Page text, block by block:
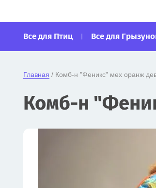
Все для Птиц Все для
Главная / Комб-н "Феникс" мех оранж
Комб-н